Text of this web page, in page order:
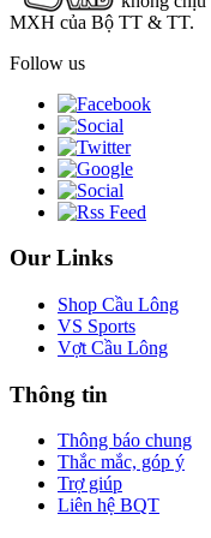
MXH của Bộ TT & TT.
Follow us
Our Links
Shop Cầu Lông
VS Sports
Vợt Cầu Lông
Thông tin
Thông báo chung
Thắc mắc, góp ý
Trợ giúp
Liên hệ BQT